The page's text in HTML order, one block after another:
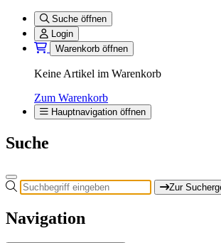
Suche öffnen
Login
Warenkorb öffnen
Keine Artikel im Warenkorb
Zum Warenkorb
Hauptnavigation öffnen
Suche
Zur
Navigation